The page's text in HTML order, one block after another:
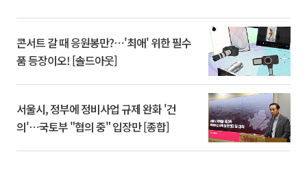
콘서트 갈 때 응원봉만?⋯'최애' 위한 필수
품 등장이오! [솔드아웃]
서울시, 정부에 정비사업 규제 완화 '건
의'⋯국토부 "협의 중" 입장만 [종합]